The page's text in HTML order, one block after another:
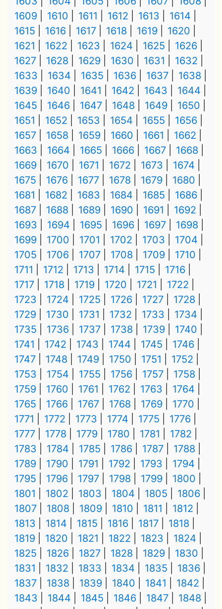
1609
1610 1611 1612 1613
1614
1615
1616 1617 1618 1619
1620
1621
1622 1623 1624 1625
1626
1627
1628 1629 1630 1631
1632
1633
1634 1635 1636 1637
1638
1639
1640 1641 1642 1643
1644
1645
1646 1647 1648 1649
1650
1651
1652 1653 1654 1655
1656
1657
1658 1659 1660 1661
1662
1663
1664 1665 1666 1667
1668
1669
1670 1671 1672 1673
1674
1675
1676 1677 1678 1679
1680
1681
1682 1683 1684 1685
1686
1687
1688 1689 1690 1691
1692
1693
1694 1695 1696 1697
1698
1699
1700 1701 1702 1703
1704
1705
1706 1707 1708 1709
1710
1711
1712 1713 1714 1715
1716
1717
1718 1719 1720 1721
1722
1723
1724 1725 1726 1727
1728
1729
1730 1731 1732 1733
1734
1735
1736 1737 1738 1739
1740
1741
1742 1743 1744 1745
1746
1747
1748 1749 1750 1751
1752
1753
1754 1755 1756 1757
1758
1759
1760 1761 1762 1763
1764
1765
1766 1767 1768 1769
1770
1771
1772 1773 1774 1775
1776
1777
1778 1779 1780 1781
1782
1783
1784 1785 1786 1787
1788
1789
1790 1791 1792 1793
1794
1795
1796 1797 1798 1799
1800
1801
1802 1803 1804 1805
1806
1807
1808 1809 1810 1811
1812
1813
1814 1815 1816 1817
1818
1819
1820 1821 1822 1823
1824
1825
1826 1827 1828 1829
1830
1831
1832 1833 1834 1835
1836
1837
1838 1839 1840 1841
1842
1843
1844 1845 1846 1847
1848